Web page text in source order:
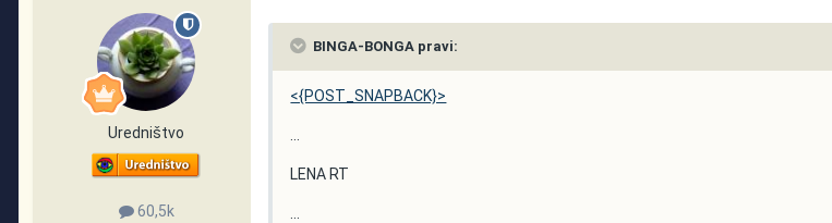
Uredništvo
60,5k
BINGA-BONGA pravi:
<{POST_SNAPBACK}>
LENA RT